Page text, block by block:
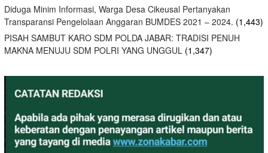
Diduga Minim Informasi, Warga Desa Cikeusal Pertanyakan
Transparansi Pengelolaan Anggaran BUMDES 2021 – 2024. (1,443)
PISAH SAMBUT KARO SDM POLDA JABAR: TRADISI PENUH
MAKNA MENUJU SDM POLRI YANG UNGGUL (1,347)